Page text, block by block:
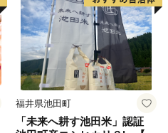
福井県池田町
「未来へ耕す池田米」認証